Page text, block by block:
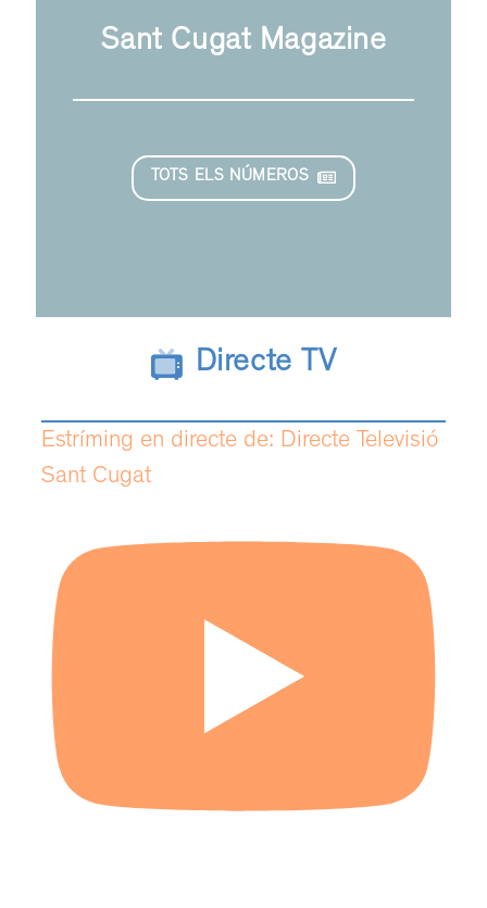
Sant Cugat Magazine
TOTS ELS NÚMEROS
Directe TV
Estríming en directe de: Directe Televisió
Sant Cugat